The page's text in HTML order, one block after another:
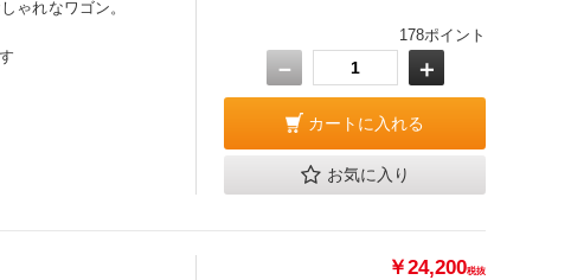
ゃれなワゴン。
178ポイント
－ ＋
カートに入れる
お気に入り
￥24,200税抜